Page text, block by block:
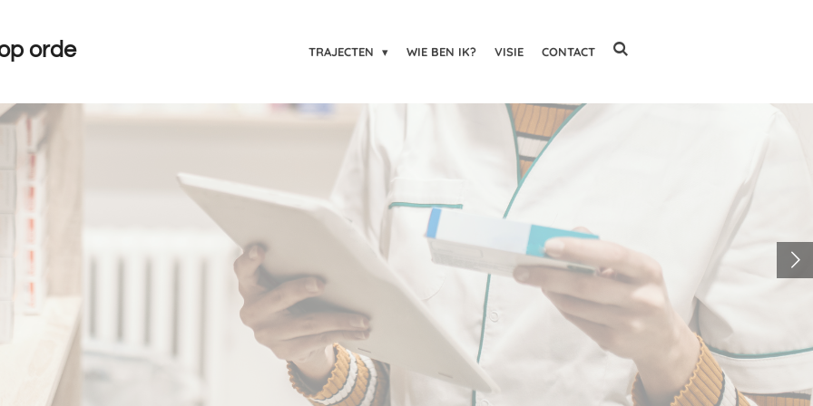
orde TRAJECTEN WIE BEN IK? VISIE CONTACT